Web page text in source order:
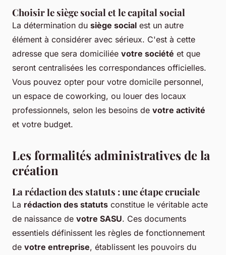
Choisir le siège social et le capital social
La détermination du siège social est un autre
élément à considérer avec sérieux. C'est à cette
adresse que sera domiciliée votre société et que
seront centralisées les correspondances officielles.
Vous pouvez opter pour votre domicile personnel,
un espace de coworking, ou louer des locaux
professionnels, selon les besoins de votre activité
et votre budget.
Les formalités administratives de la
création
La rédaction des statuts : une étape cruciale
La rédaction des statuts constitue le véritable acte
de naissance de votre SASU. Ces documents
essentiels définissent les règles de fonctionnement
de votre entreprise, établissent les pouvoirs du